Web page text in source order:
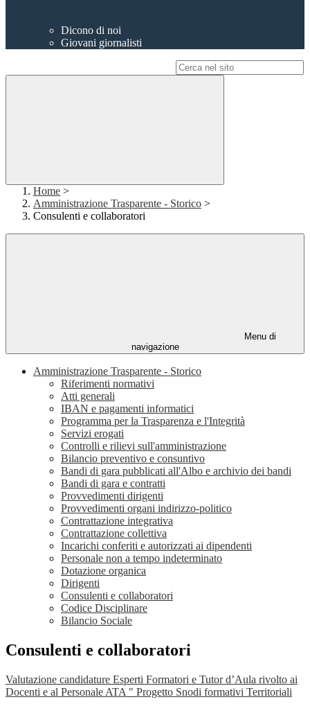
Dicono di noi
Giovani giornalisti
Home >
Amministrazione Trasparente - Storico >
Consulenti e collaboratori
Menu di
navigazione
Amministrazione Trasparente - Storico
Riferimenti normativi
Atti generali
IBAN e pagamenti informatici
Programma per la Trasparenza e l'Integrità
Servizi erogati
Controlli e rilievi sull'amministrazione
Bilancio preventivo e consuntivo
Bandi di gara pubblicati all'Albo e archivio dei bandi
Bandi di gara e contratti
Provvedimenti dirigenti
Provvedimenti organi indirizzo-politico
Contrattazione integrativa
Contrattazione collettiva
Incarichi conferiti e autorizzati ai dipendenti
Personale non a tempo indeterminato
Dotazione organica
Dirigenti
Consulenti e collaboratori
Codice Disciplinare
Bilancio Sociale
Consulenti e collaboratori
Valutazione candidature Esperti Formatori e Tutor d’Aula rivolto ai
Docenti e al Personale ATA " Progetto Snodi formativi Territoriali